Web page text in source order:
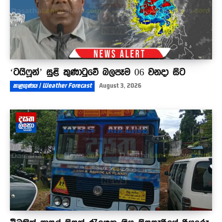
‘ටයිෆූන්’ සුළි කුණාටුවේ බලපෑම 06 වනදා සිට
කාළගුණය | Weather Forecast August 3, 2026